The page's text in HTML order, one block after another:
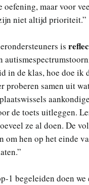
oefening, maar voor
niet altijd prioriteit.”
is
in de klas, hoe doe ik
proberen samen uit
de toets uitleggen.
ze al doen. De
om hen op het einde
1 begeleiden doen we